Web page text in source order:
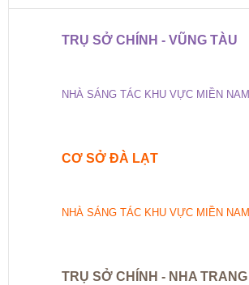
TRỤ SỞ CHÍNH - VŨNG TÀU
NHÀ SÁNG TÁC KHU VỰC MIỀN NAM
CƠ SỞ ĐÀ LẠT
NHÀ SÁNG TÁC KHU VỰC MIỀN NAM
TRỤ SỞ CHÍNH - NHA TRANG